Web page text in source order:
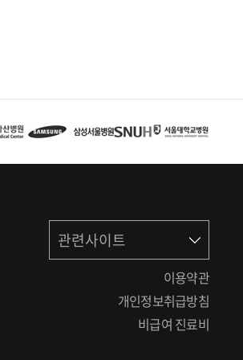
관련사이트
이용약관
개인정보취급방침
비급여 진료비